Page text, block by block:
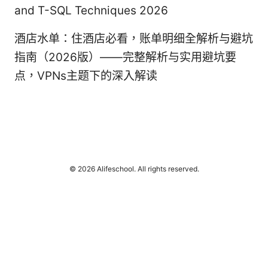
and T-SQL Techniques 2026
酒店水单：住酒店必看，账单明细全解析与避坑
指南（2026版）——完整解析与实用避坑要
点，VPNs主题下的深入解读
© 2026 Alifeschool. All rights reserved.